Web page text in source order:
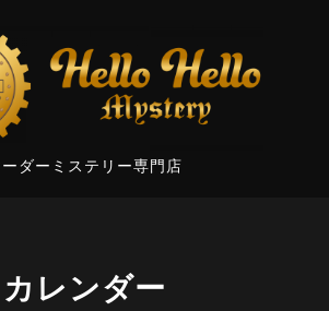
ーダーミステリー専門店
カレンダー